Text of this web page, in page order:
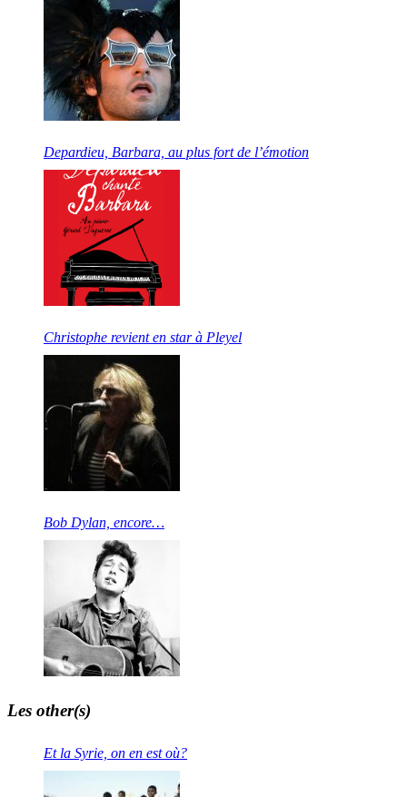
Depardieu, Barbara, au plus fort de l’émotion
Christophe revient en star à Pleyel
Bob Dylan, encore…
Les other(s)
Et la Syrie, on en est où?